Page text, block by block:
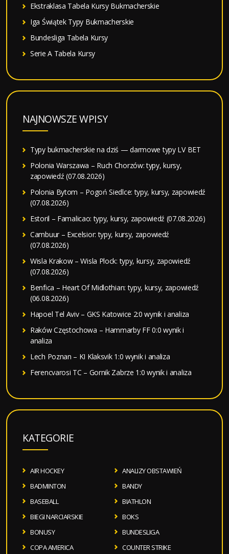
Ekstraklasa Tabela Kursy Bukmacherskie
Iga Świątek Typy Bukmacherskie
Bundesliga Tabela Kursy
Serie A Tabela Kursy
NAJNOWSZE WPISY
Typy bukmacherskie na dziś — darmowe typy LV BET
Polonia Warszawa – Ruch Chorzów: typy, kursy,
zapowiedź (07.08.2026)
Polonia Bytom – Pogoń Siedlce: typy, kursy, zapowiedź
(07.08.2026)
Estoril – Famalicao: typy, kursy, zapowiedź (07.08.2026)
Cambuur – Excelsior: typy, kursy, zapowiedź
(07.08.2026)
Wisla Krakow – Wisla Plock: typy, kursy, zapowiedź
(07.08.2026)
Benfica – Heart Of Midlothian: typy, kursy, zapowiedź
(06.08.2026)
Hapoel Tel Aviv – GKS Katowice 2:0 wynik i analiza
Raków Częstochowa – Hammarby FF 0:0 wynik i
analiza
Lech Poznan – KI Klaksvik 1:0 wynik i analiza
Ferencvarosi TC – Gornik Zabrze 1:0 wynik i analiza
KATEGORIE
AIR HOCKEY
ANALIZY OBSTAWIEŃ
BADMINTON
BANDY
BASEBALL
BIATHLON
BIEGI NARCIARSKIE
BOKS
BONUSY
BUNDESLIGA
COPA AMERICA
COUNTER STRIKE